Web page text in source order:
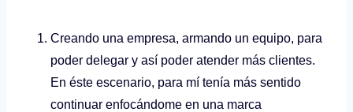
Creando una empresa, armando un equipo, para
poder delegar y así poder atender más clientes.
En éste escenario, para mí tenía más sentido
continuar enfocándome en una marca